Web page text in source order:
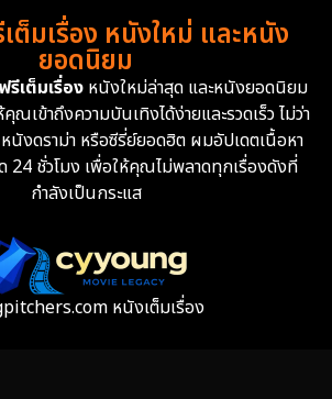
ว 366
การ 332
9
ต็มเรื่อง หนังใหม่ และหนัง
ยอดนิยม
รีเต็มเรื่อง หนังใหม่ล่าสุด และหนังยอดนิยม
คุณเข้าถึงความบันเทิงได้ง่ายและรวดเร็ว ไม่ว่า
งดราม่า หรือซีรี่ย์ยอดฮิต ผมอัปเดตเนื้อหา
24 ชั่วโมง เพื่อให้คุณไม่พลาดทุกเรื่องดังที่
กำลังเป็นกระแส
หนังเต็มเรื่อง